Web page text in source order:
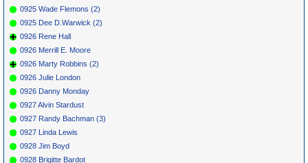
0925 Wade Flemons (2)
0925 Dee D.Warwick (2)
0926 Rene Hall
0926 Merrill E. Moore
0926 Marty Robbins (2)
0926 Julie London
0926 Danny Monday
0927 Alvin Stardust
0927 Randy Bachman (3)
0927 Linda Lewis
0928 Jim Boyd
0928 Brigitte Bardot